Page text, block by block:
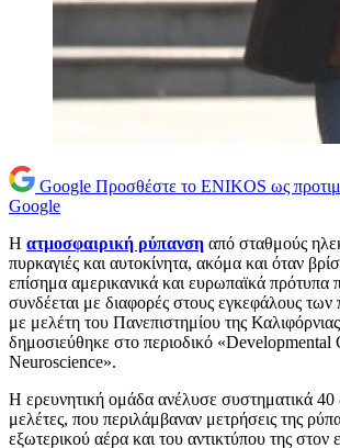
Google Προσθέστε το ENIKOS ως
Google
Η ατμοσφαιρική ρύπανση από σταθμούς
πυρκαγιές και αυτοκίνητα, ακόμα και όταν
επίσημα αμερικανικά και ευρωπαϊκά πρότυπα
συνδέεται με διαφορές στους εγκεφάλους
με μελέτη του Πανεπιστημίου της
δημοσιεύθηκε στο περιοδικό
Neuroscience».
Η ερευνητική ομάδα ανέλυσε συστηματικά 40
μελέτες, που περιλάμβαναν μετρήσεις της
εξωτερικού αέρα και του αντικτύπου της στον